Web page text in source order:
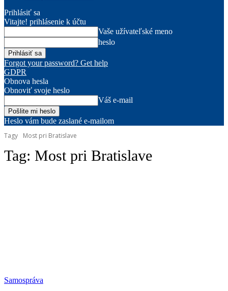
Prihlásiť sa
Vitajte! prihlásenie k účtu
Vaše užívateľské meno
heslo
Forgot your password? Get help
GDPR
Obnova hesla
Obnoviť svoje heslo
Váš e-mail
Heslo vám bude zaslané e-mailom
Tagy
Most pri Bratislave
Tag: Most pri Bratislave
Samospráva